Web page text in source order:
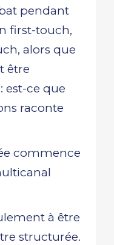
pendant
first-touch,
alors que
être
est-ce que
raconte
commence
à être
structurée.